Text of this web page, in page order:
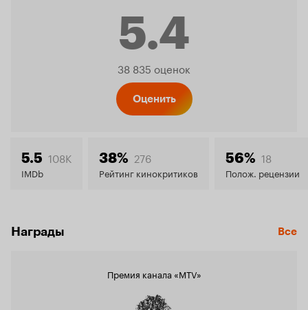
5.4
Рейтинг
5.4
38 835 оценок
Оценить
5.5 108K
IMDb
38% 276
Рейтинг кинокритиков
56% 18
Полож. рецензии
Награды Все
Премия канала «MTV»